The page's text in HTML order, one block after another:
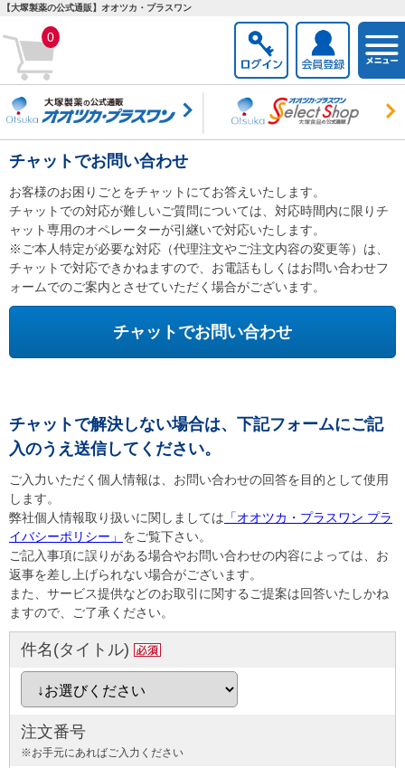
【大塚製薬の公式通販】オオツカ・プラスワン
0
チャットでお問い合わせ
お客様のお困りごとをチャットにてお答えいたします。
チャットでの対応が難しいご質問については、対応時間内に限りチ
ャット専用のオペレーターが引継いで対応いたします。
※ご本人特定が必要な対応（代理注文やご注文内容の変更等）は、
チャットで対応できかねますので、お電話もしくはお問い合わせフ
ォームでのご案内とさせていただく場合がございます。
チャットでお問い合わせ
チャットで解決しない場合は、下記フォームにご記
入のうえ送信してください。
ご入力いただく個人情報は、お問い合わせの回答を目的として使用
します。
弊社個人情報取り扱いに関しましては 「オオツカ・プラスワン プラ
イバシーポリシー」 をご覧下さい。
ご記入事項に誤りがある場合やお問い合わせの内容によっては、お
返事を差し上げられない場合がございます。
また、サービス提供などのお取引に関するご提案は回答いたしかね
ますので、ご了承ください。
件名(タイトル)
注文番号
※お手元にあればご入力ください